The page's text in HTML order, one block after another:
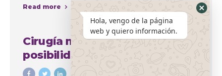
Read more
Cirugía mamaria y sus amplias
posibilidades para mejorar el
aspecto del busto
Hola, vengo de la página
web y quiero información.